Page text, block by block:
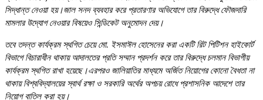
সিদ্ধান্ত নেওয়া হয়।জাল সনদ ব্যবহার করে প্রতারণার অভিযোগে তার বিরুদ্ধে ফৌজদারি
মামলার উদ্যোগ নেওয়ার বিষয়েও সিন্ডিকেট অনুমোদন দেয়।
তবে তদন্ত কার্যক্রম স্থগিত চেয়ে মো. ইসমাঈল হোসেনের করা একটি রিট পিটিশন হাইকোর্ট
বিভাগে বিচারাধীন থাকায় আদালতের প্রতি সম্মান প্রদর্শন করে তার বিরুদ্ধে চলমান বিভাগীয়
কার্যক্রম স্থগিত রাখা হয়েছে।এরপরও জালিয়াতির মাধ্যমে অর্জিত নিয়োগের কোনো বৈধতা না
থাকায় বিশ্ববিদ্যালয়ের স্বার্থ রক্ষা ও সরকারি অর্থের অপচয় রোধে প্রশাসনিক আদেশে তার
নিয়োগ বাতিল করা হয়।